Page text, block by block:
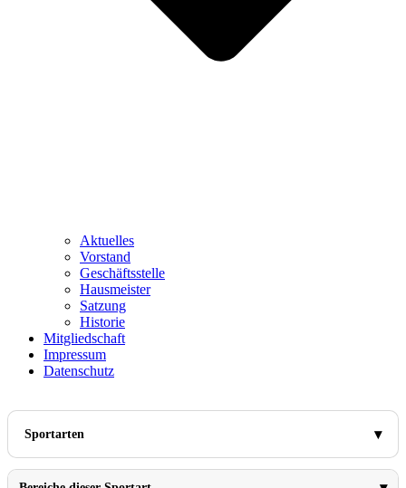
Aktuelles
Vorstand
Geschäftsstelle
Hausmeister
Satzung
Historie
Mitgliedschaft
Impressum
Datenschutz
Sportarten